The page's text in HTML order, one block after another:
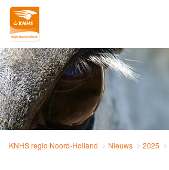
KNHS regio Noord-Holland Nieuws 2025